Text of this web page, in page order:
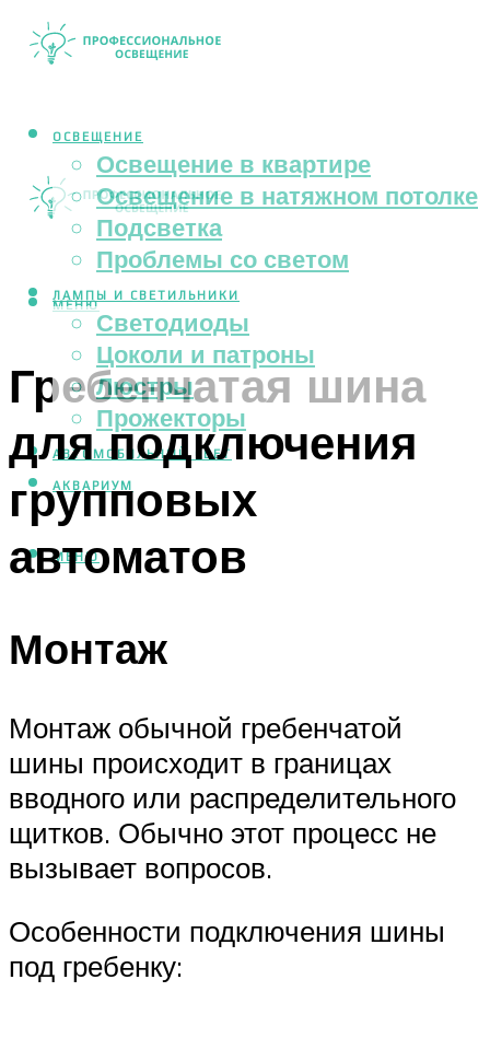
ОСВЕЩЕНИЕ
Освещение в квартире
Освещение в натяжном потолке
Подсветка
Проблемы со светом
ЛАМПЫ И СВЕТИЛЬНИКИ
Светодиоды
Цоколи и патроны
Люстры
Прожекторы
АВТОМОБИЛЬНЫЙ СВЕТ
АКВАРИУМ
МЕНЮ
МЕНЮ
Гребенчатая шина
для подключения
групповых
автоматов
Монтаж
Монтаж обычной гребенчатой
шины происходит в границах
вводного или распределительного
щитков. Обычно этот процесс не
вызывает вопросов.
Особенности подключения шины
под гребенку: